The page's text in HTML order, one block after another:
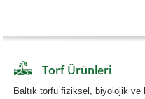
Torf Ürünleri
Baltık torfu fiziksel, biyolojik ve